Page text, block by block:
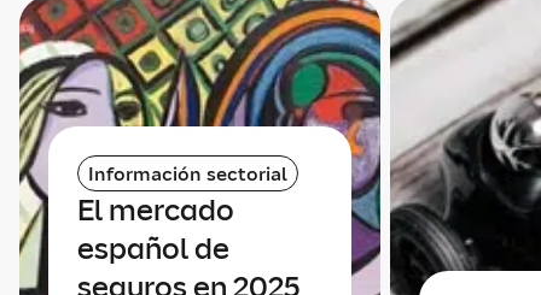
Información sectorial
El mercado
español de
seguros en 2025